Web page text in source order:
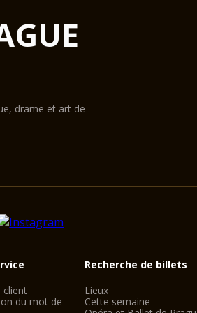
drame et art de
client
du mot de
Recherche de billets
Lieux
Cette semaine